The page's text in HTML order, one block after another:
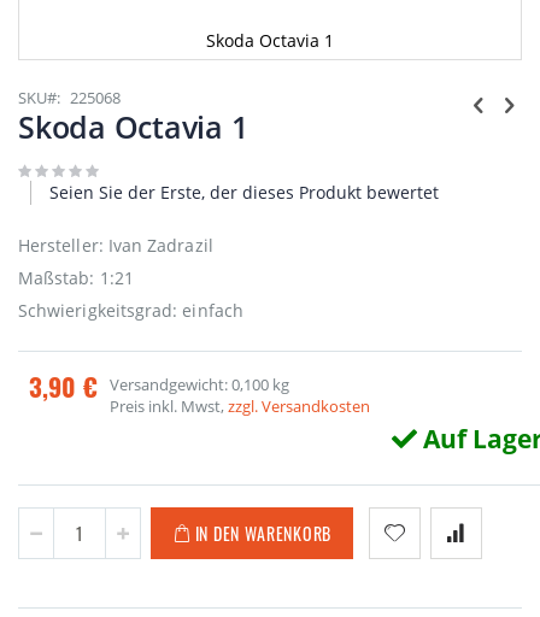
Skoda Octavia 1
Anfang
der
Bildgalerie
SKU 225068
Skoda Octavia 1
Seien Sie der Erste, der dieses Produkt bewertet
Hersteller: Ivan Zadrazil
Maßstab: 1:21
Schwierigkeitsgrad: einfach
3,90 € Versandgewicht: 0,100 kg
Preis inkl. Mwst,zzgl. Versandkosten
Auf
IN DEN WARENKORB